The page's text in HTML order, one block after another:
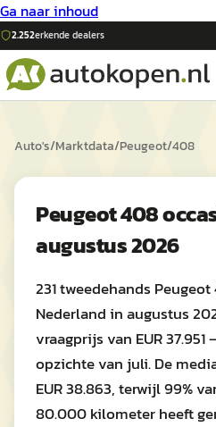
Ga naar inhoud
2.252erkende dealers
Auto's/Marktdata/Peugeot/408
Peugeot 408
augustus 2026
231 tweedehands
Nederland in augustus
vraagprijs van EUR
opzichte van juli. De
EUR 38.863, terwijl 99%
80.000 kilometer heeft